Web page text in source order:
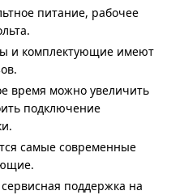
питание, рабочее
и комплектующие имеют
время можно увеличить
подключение
самые современные
поддержка на